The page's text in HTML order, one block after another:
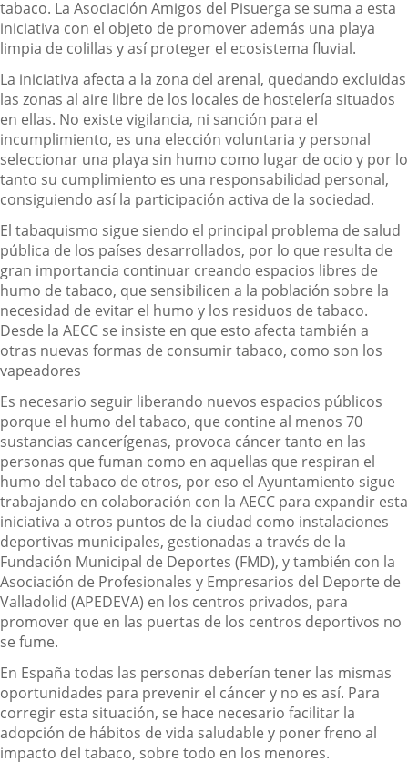
tabaco. La Asociación Amigos del Pisuerga se suma a esta
iniciativa con el objeto de promover además una playa
limpia de colillas y así proteger el ecosistema fluvial.
La iniciativa afecta a la zona del arenal, quedando excluidas
las zonas al aire libre de los locales de hostelería situados
en ellas. No existe vigilancia, ni sanción para el
incumplimiento, es una elección voluntaria y personal
seleccionar una playa sin humo como lugar de ocio y por lo
tanto su cumplimiento es una responsabilidad personal,
consiguiendo así la participación activa de la sociedad.
El tabaquismo sigue siendo el principal problema de salud
pública de los países desarrollados, por lo que resulta de
gran importancia continuar creando espacios libres de
humo de tabaco, que sensibilicen a la población sobre la
necesidad de evitar el humo y los residuos de tabaco.
Desde la AECC se insiste en que esto afecta también a
otras nuevas formas de consumir tabaco, como son los
vapeadores
Es necesario seguir liberando nuevos espacios públicos
porque el humo del tabaco, que contine al menos 70
sustancias cancerígenas, provoca cáncer tanto en las
personas que fuman como en aquellas que respiran el
humo del tabaco de otros, por eso el Ayuntamiento sigue
trabajando en colaboración con la AECC para expandir esta
iniciativa a otros puntos de la ciudad como instalaciones
deportivas municipales, gestionadas a través de la
Fundación Municipal de Deportes (FMD), y también con la
Asociación de Profesionales y Empresarios del Deporte de
Valladolid (APEDEVA) en los centros privados, para
promover que en las puertas de los centros deportivos no
se fume.
En España todas las personas deberían tener las mismas
oportunidades para prevenir el cáncer y no es así. Para
corregir esta situación, se hace necesario facilitar la
adopción de hábitos de vida saludable y poner freno al
impacto del tabaco, sobre todo en los menores.